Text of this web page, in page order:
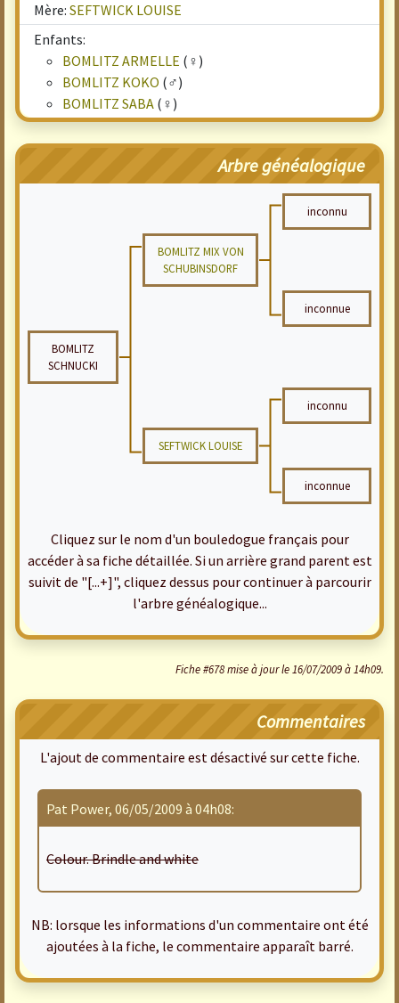
Mère: SEFTWICK LOUISE
Enfants:
BOMLITZ ARMELLE (♀)
BOMLITZ KOKO (♂)
BOMLITZ SABA (♀)
Arbre généalogique
inconnu
BOMLITZ MIX VON
SCHUBINSDORF
inconnue
BOMLITZ
SCHNUCKI
inconnu
SEFTWICK LOUISE
inconnue
Cliquez sur le nom d'un bouledogue français pour
accéder à sa fiche détaillée. Si un arrière grand parent est
suivit de "[...+]", cliquez dessus pour continuer à parcourir
l'arbre généalogique...
Fiche #678 mise à jour le 16/07/2009 à 14h09.
Commentaires
L'ajout de commentaire est désactivé sur cette fiche.
Pat Power, 06/05/2009 à 04h08:
Colour. Brindle and white
NB: lorsque les informations d'un commentaire ont été
ajoutées à la fiche, le commentaire apparaît barré.